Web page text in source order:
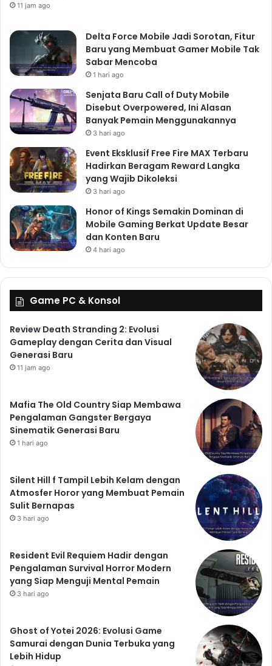
11 jam ago
Delta Force Mobile Jadi Sorotan, Fitur
Baru yang Membuat Gamer Mobile Tak
Sabar Mencoba
1 hari ago
Senjata Baru Call of Duty Mobile
Disebut Overpowered, Ini Alasan
Banyak Pemain Menggunakannya
3 hari ago
Event Eksklusif Free Fire MAX Terbaru
Hadirkan Beragam Reward Langka
yang Wajib Dikoleksi
3 hari ago
Honor of Kings Semakin Dominan di
Mobile Gaming Berkat Update Besar
dan Konten Baru
4 hari ago
Game PC & Konsol
Review Death Stranding 2: Evolusi
Gameplay dengan Cerita dan Visual
Generasi Baru
11 jam ago
Mafia The Old Country Siap Membawa
Pengalaman Gangster Bergaya
Sinematik Generasi Baru
1 hari ago
Silent Hill f Tampil Lebih Kelam dengan
Atmosfer Horor yang Membuat Pemain
Sulit Bernapas
3 hari ago
Resident Evil Requiem Hadir dengan
Pengalaman Survival Horror Modern
yang Siap Menguji Mental Pemain
3 hari ago
Ghost of Yotei 2026: Evolusi Game
Samurai dengan Dunia Terbuka yang
Lebih Hidup